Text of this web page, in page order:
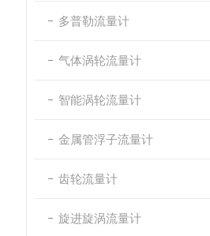
多普勒流量计
气体涡轮流量计
智能涡轮流量计
金属管浮子流量计
齿轮流量计
旋进旋涡流量计